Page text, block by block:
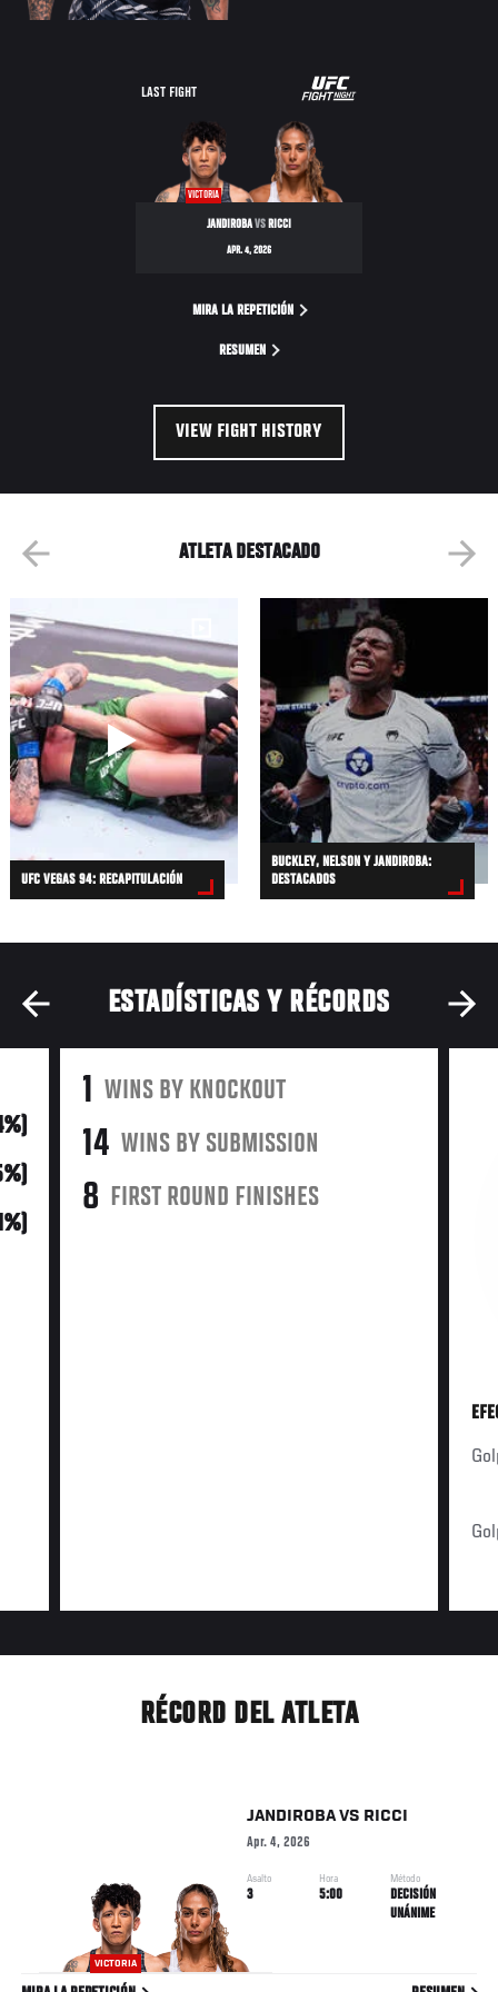
LAST FIGHT
VICTORIA
JANDIROBAVSRICCI
APR. 4, 2026
MIRA LA REPETICIÓN
RESUMEN
VIEW FIGHT HISTORY
ATLETA DESTACADO
UFC VEGAS 94: RECAPITULACIÓN
BUCKLEY, NELSON Y JANDIROBA:
DESTACADOS
ESTADÍSTICAS Y RÉCORDS
1 WINS BY KNOCKOUT
14 WINS BY SUBMISSION
8 FIRST ROUND FINISHES
RÉCORD DEL ATLETA
VICTORIA
JANDIROBAVS RICCI
Apr. 4, 2026
Asalto
3
Hora
5:00
Método
DECISIÓN
UNÁNIME